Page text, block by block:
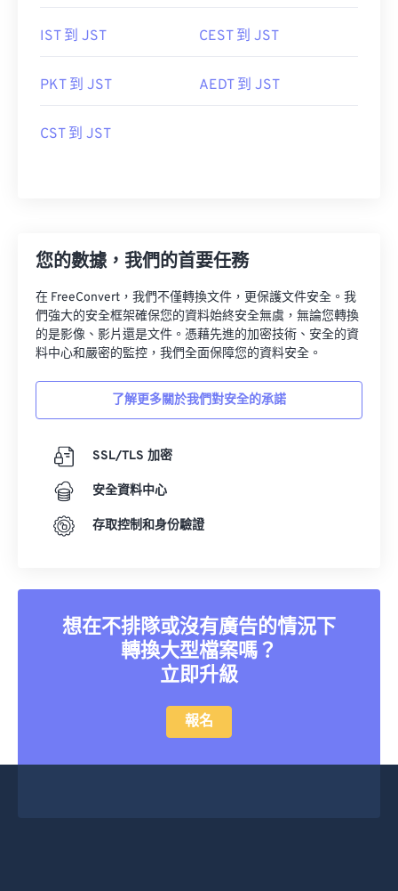
IST 到 JST CEST 到 JST
PKT 到 JST AEDT 到 JST
CST 到 JST
您的數據，我們的首要任務
在 FreeConvert，我們不僅轉換文件，更保護文件安全。我
們強大的安全框架確保您的資料始終安全無虞，無論您轉換
的是影像、影片還是文件。憑藉先進的加密技術、安全的資
料中心和嚴密的監控，我們全面保障您的資料安全。
了解更多關於我們對安全的承諾
SSL/TLS 加密
安全資料中心
存取控制和身份驗證
想在不排隊或沒有廣告的情況下
轉換大型檔案嗎？
立即升級
報名